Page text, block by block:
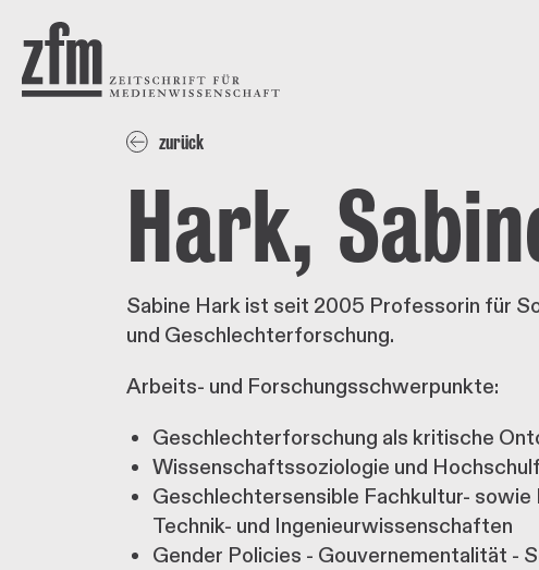
ZEITSCHRIFT FÜR
MEDIENWISSENSCHAFT
zurück
Hark,
Sabine Hark ist seit 2005 Professorin für
und Geschlechterforschung.
Arbeits- und Forschungsschwerpunkte:
Geschlechterforschung als kritische
Wissenschaftssoziologie und
Geschlechtersensible Fachkultur-
Technik- und Ingenieurwissenschaften
Gender Policies - Gouvernementalität -